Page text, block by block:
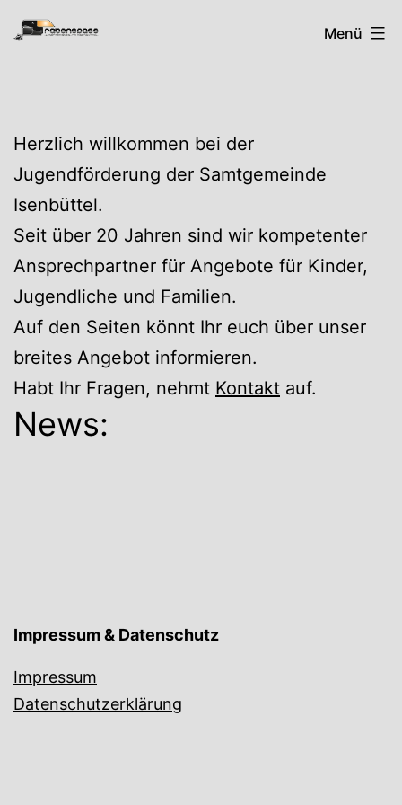
Zum
Inhalt
RabenspassMenü
Herzlich willkommen bei der
Jugendförderung der Samtgemeinde
Isenbüttel.
Seit über 20 Jahren sind wir kompetenter
Ansprechpartner für Angebote für Kinder,
Jugendliche und Familien.
Auf den Seiten könnt Ihr euch über unser
breites Angebot informieren.
Habt Ihr Fragen, nehmt Kontakt auf.
News:
Impressum & Datenschutz
Impressum
Datenschutzerklärung